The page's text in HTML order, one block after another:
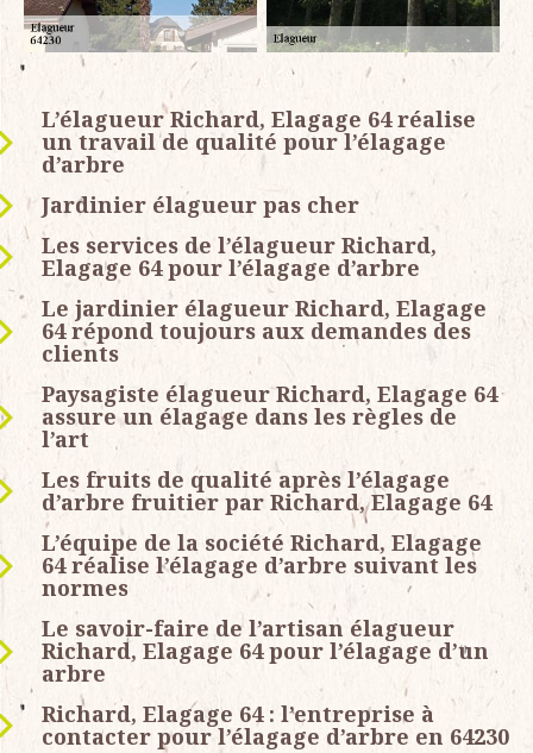
L’élagueur Richard, Elagage 64 réalise
un travail de qualité pour l’élagage
d’arbre
Jardinier élagueur pas cher
Les services de l’élagueur Richard,
Elagage 64 pour l’élagage d’arbre
Le jardinier élagueur Richard, Elagage
64 répond toujours aux demandes des
clients
Paysagiste élagueur Richard, Elagage 64
assure un élagage dans les règles de
l’art
Les fruits de qualité après l’élagage
d’arbre fruitier par Richard, Elagage 64
L’équipe de la société Richard, Elagage
64 réalise l’élagage d’arbre suivant les
normes
Le savoir-faire de l’artisan élagueur
Richard, Elagage 64 pour l’élagage d’un
arbre
Richard, Elagage 64 : l’entreprise à
contacter pour l’élagage d’arbre en 64230